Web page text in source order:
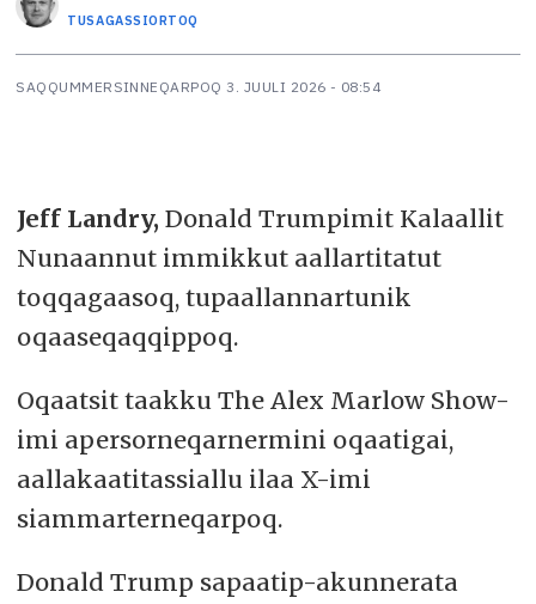
TUSAGASSIORTOQ
SAQQUMMERSINNEQARPOQ 3. JUULI 2026 - 08:54
Jeff Landry, Donald Trumpimit Kalaallit
Nunaannut immikkut aallartitatut
toqqagaasoq, tupaallannartunik
oqaaseqaqqippoq.
Oqaatsit taakku The Alex Marlow Show-
imi apersorneqarnermini oqaatigai,
aallakaatitassiallu ilaa X-imi
siammarterneqarpoq.
Donald Trump sapaatip-akunnerata